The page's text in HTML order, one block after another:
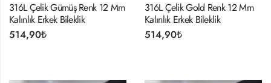
316L Çelik Gümüş Renk 12 Mm
Kalınlık Erkek Bileklik
514,90₺
316L Çelik Gold Renk 12 Mm
Kalınlık Erkek Bileklik
514,90₺